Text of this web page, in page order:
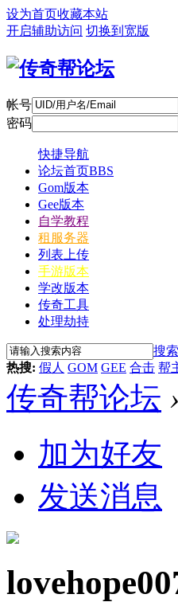
设为首页收藏本站
开启辅助访问 切换到宽版
帐号
密码
快捷导航
论坛首页BBS
Gom版本
Gee版本
自学教程
租服务器
列表上传
手游版本
学改版本
传奇工具
处理劫持
搜索
热搜: 假人 GOM GEE 合击 帮
传奇帮论坛 ›
加为好友
发送消息